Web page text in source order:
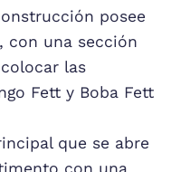
posee
con una sección
las
Fett y Boba Fett
que se abre
con una